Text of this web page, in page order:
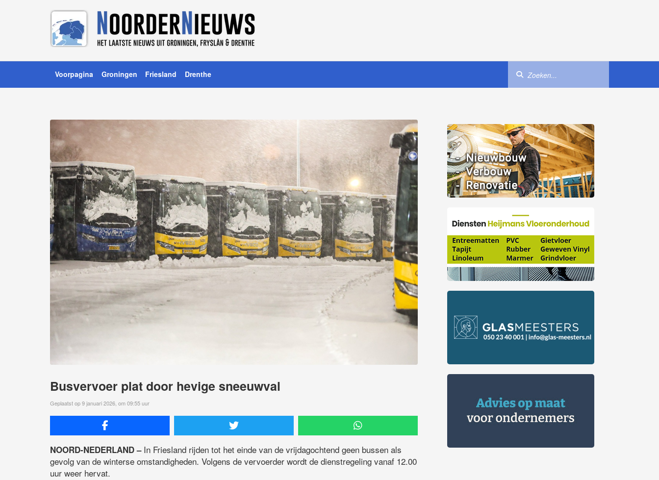
Voorpagina Groningen Friesland Drenthe
Busvervoer plat door hevige sneeuwval
Geplaatst op 9 januari 2026, om 09:55 uur
NOORD-NEDERLAND –In Friesland rijden tot het einde van de vrijdagochtend geen bussen als
gevolg van de winterse omstandigheden. Volgens de vervoerder wordt de dienstregeling vanaf 12.00
uur weer hervat.